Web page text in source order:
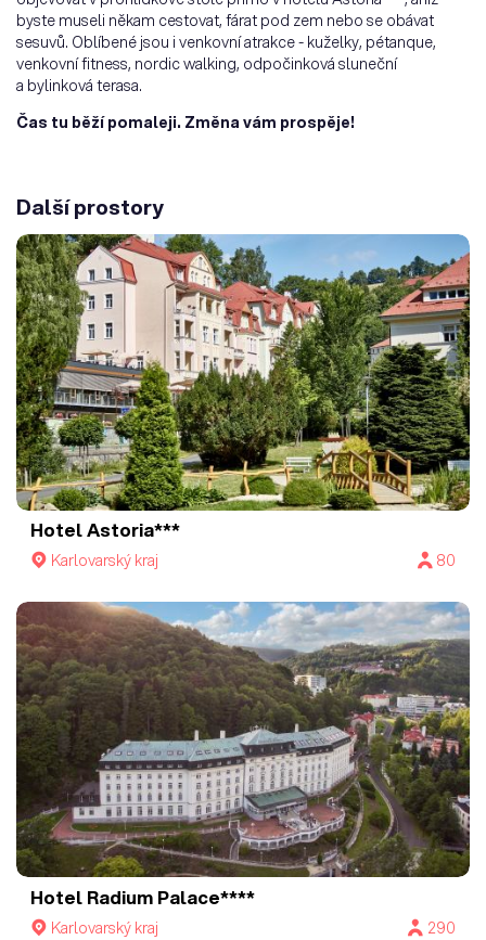
byste museli někam cestovat, fárat pod zem nebo se obávat
sesuvů. Oblíbené jsou i venkovní atrakce - kuželky, pétanque,
venkovní fitness, nordic walking, odpočinková sluneční
a bylinková terasa.
Čas tu běží pomaleji. Změna vám prospěje!
Další prostory
Hotel Astoria***
Karlovarský kraj 80
Hotel Radium Palace****
Karlovarský kraj 290